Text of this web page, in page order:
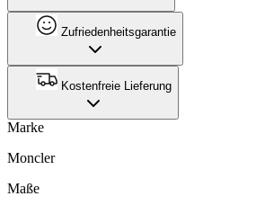
Zufriedenheitsgarantie
Kostenfreie Lieferung
Marke
Moncler
Maße